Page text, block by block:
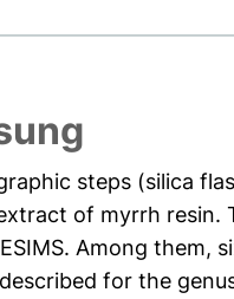
steps (silica
of myrrh resin.
Among
for the